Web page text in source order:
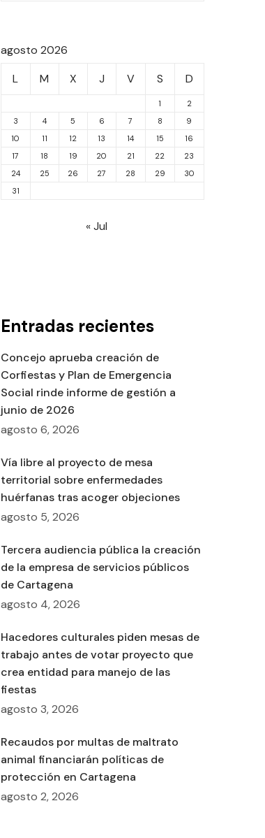
agosto 2026
L
M X J V S D
1
2
3
4 5 6 7 8
9
10
11 12 13 14 15
16
17
18 19 20 21 22
23
24
25 26 27 28 29
30
31
« Jul
Entradas recientes
Concejo aprueba creación de
Corfiestas y Plan de Emergencia
Social rinde informe de gestión a
junio de 2026
agosto 6, 2026
Vía libre al proyecto de mesa
territorial sobre enfermedades
huérfanas tras acoger objeciones
agosto 5, 2026
Tercera audiencia pública la creación
de la empresa de servicios públicos
de Cartagena
agosto 4, 2026
Hacedores culturales piden mesas de
trabajo antes de votar proyecto que
crea entidad para manejo de las
fiestas
agosto 3, 2026
Recaudos por multas de maltrato
animal financiarán políticas de
protección en Cartagena
agosto 2, 2026